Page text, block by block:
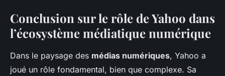
Conclusion sur le rôle de Yahoo dans
l’écosystème médiatique numérique
Dans le paysage des médias numériques, Yahoo a
joué un rôle fondamental, bien que complexe. Sa